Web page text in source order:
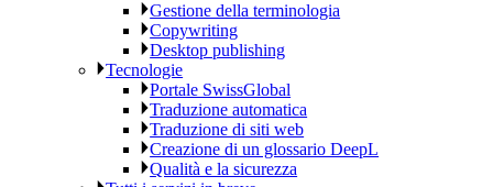
Gestione della terminologia
Copywriting
Desktop publishing
Tecnologie
Portale SwissGlobal
Traduzione automatica
Traduzione di siti web
Creazione di un glossario DeepL
Qualità e la sicurezza